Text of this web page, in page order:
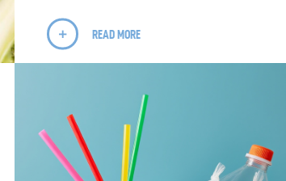
READ MORE